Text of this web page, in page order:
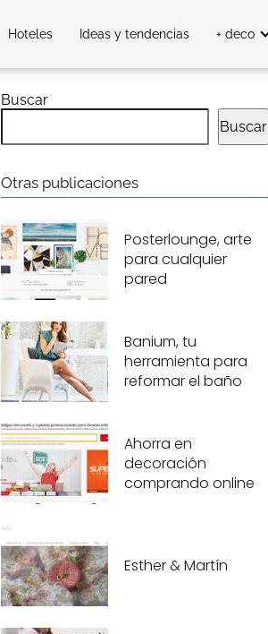
Hoteles Ideas y tendencias + deco
Buscar
Buscar
Otras publicaciones
Posterlounge, arte
para cualquier
pared
Banium, tu
herramienta para
reformar el baño
Ahorra en
decoración
comprando online
Esther & Martín